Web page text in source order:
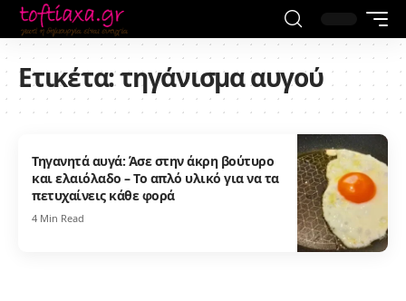
Ετικέτα:τηγάνισμα αυγού
Τηγανητά αυγά: Άσε στην άκρη βούτυρο
και ελαιόλαδο – Το απλό υλικό για να τα
πετυχαίνεις κάθε φορά
4 Min Read